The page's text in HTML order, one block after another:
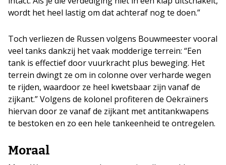
wordt het heel lastig om dat achteraf nog te doen.”
Toch verliezen de Russen volgens Bouwmeester vooral
veel tanks dankzij het vaak modderige terrein: “Een
tank is effectief door vuurkracht plus beweging. Het
terrein dwingt ze om in colonne over verharde wegen
te rijden, waardoor ze heel kwetsbaar zijn vanaf de
zijkant.” Volgens de kolonel profiteren de Oekraïners
hiervan door ze vanaf de zijkant met antitankwapens
te bestoken en zo een hele tankeenheid te ontregelen.
Moraal